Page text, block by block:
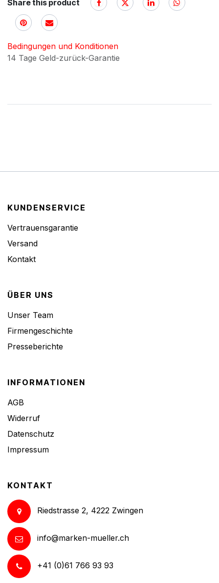
Share this product
Bedingungen und Konditionen
14 Tage Geld-zurück-Garantie
KUNDENSERVICE
Vertrauensgarantie
Versand
Kontakt
ÜBER UNS
Unser Team
Firmengeschichte
Presseberichte
INFORMATIONEN
AGB
Widerruf
Datenschutz
Impressum
KONTAKT
Riedstrasse 2, 4222 Zwingen
info@marken-mueller.ch
+41 (0)61 766 93 93